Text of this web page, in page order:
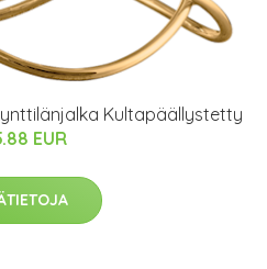
Kultapäällystetty
EUR